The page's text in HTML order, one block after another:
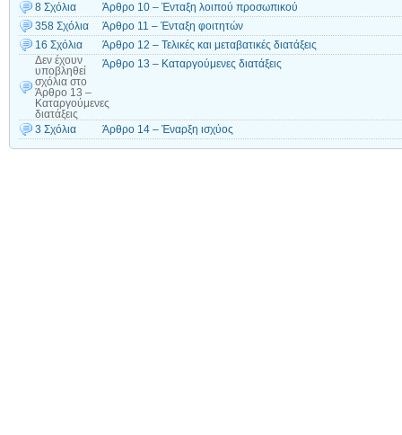
8 Σχόλια
Άρθρο 10 – Ένταξη λοιπού προσωπικού
358 Σχόλια
Άρθρο 11 – Ένταξη φοιτητών
16 Σχόλια
Άρθρο 12 – Τελικές και μεταβατικές διατάξεις
Δεν έχουν
υποβληθεί
σχόλια στο
Άρθρο 13 –
Καταργούμενες
διατάξεις
Άρθρο 13 – Καταργούμενες διατάξεις
3 Σχόλια Άρθρο 14 – Έναρξη ισχύος